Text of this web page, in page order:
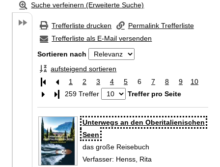
Suche verfeinern (Erweiterte Suche)
Trefferliste drucken
Permalink Trefferliste
Trefferliste als E-Mail versenden
Sortieren nach
aufsteigend sortieren
1
2 3 4 5 6 7 8 9
10
Letzte Seite
259 Treffer Treffer pro Seite
Suchergebnis
Zu den Suchfiltern springen
Unterwegs an den Oberitalienischen
Seen
das große Reisebuch
Verfasser: Henss, Rita